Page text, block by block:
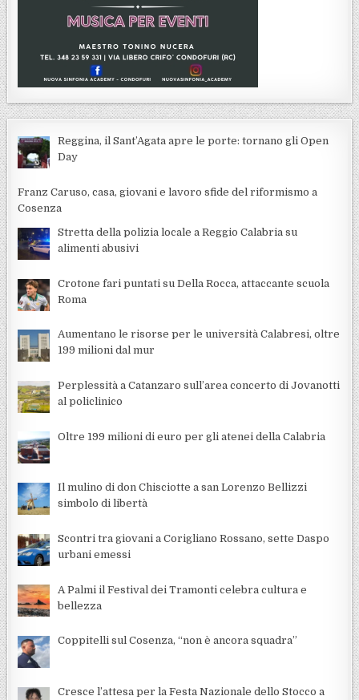
Reggina, il Sant’Agata apre le porte: tornano gli Open
Day
Franz Caruso, casa, giovani e lavoro sfide del riformismo a
Cosenza
Stretta della polizia locale a Reggio Calabria su
alimenti abusivi
Crotone fari puntati su Della Rocca, attaccante scuola
Roma
Aumentano le risorse per le università Calabresi, oltre
199 milioni dal mur
Perplessità a Catanzaro sull’area concerto di Jovanotti
al policlinico
Oltre 199 milioni di euro per gli atenei della Calabria
Il mulino di don Chisciotte a san Lorenzo Bellizzi
simbolo di libertà
Scontri tra giovani a Corigliano Rossano, sette Daspo
urbani emessi
A Palmi il Festival dei Tramonti celebra cultura e
bellezza
Coppitelli sul Cosenza, “non è ancora squadra”
Cresce l’attesa per la Festa Nazionale dello Stocco a